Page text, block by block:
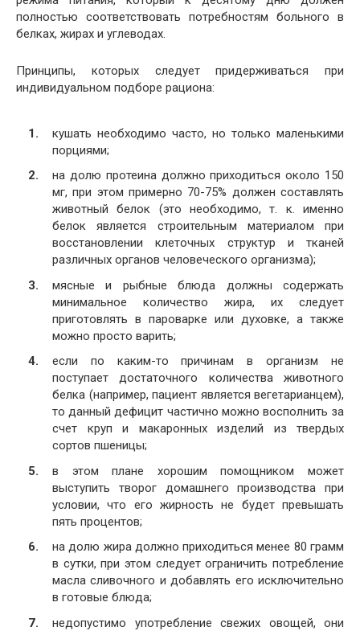
полностью соответствовать потребностям больного в
белках, жирах и углеводах.
Принципы, которых следует придерживаться при
индивидуальном подборе рациона:
кушать необходимо часто, но только маленькими
порциями;
на долю протеина должно приходиться около 150
мг, при этом примерно 70-75% должен составлять
животный белок (это необходимо, т. к. именно
белок является строительным материалом при
восстановлении клеточных структур и тканей
различных органов человеческого организма);
мясные и рыбные блюда должны содержать
минимальное количество жира, их следует
приготовлять в пароварке или духовке, а также
можно просто варить;
если по каким-то причинам в организм не
поступает достаточного количества животного
белка (например, пациент является вегетарианцем),
то данный дефицит частично можно восполнить за
счет круп и макаронных изделий из твердых
сортов пшеницы;
в этом плане хорошим помощником может
выступить творог домашнего производства при
условии, что его жирность не будет превышать
пять процентов;
на долю жира должно приходиться менее 80 грамм
в сутки, при этом следует ограничить потребление
масла сливочного и добавлять его исключительно
в готовые блюда;
недопустимо употребление свежих овощей, они